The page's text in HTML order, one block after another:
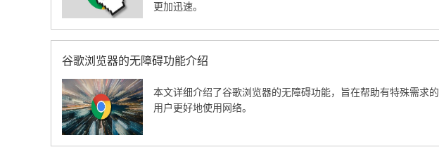
更加迅速。
谷歌浏览器的无障碍功能介绍
本文详细介绍了谷歌浏览器的无障碍功能，旨在帮助有特殊需求的
用户更好地使用网络。